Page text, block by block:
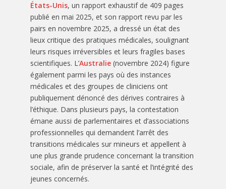
États-Unis, un rapport exhaustif de 409 pages
publié en mai 2025, et son rapport revu par les
pairs en novembre 2025, a dressé un état des
lieux critique des pratiques médicales, soulignant
leurs risques irréversibles et leurs fragiles bases
scientifiques. L’Australie (novembre 2024) figure
également parmi les pays où des instances
médicales et des groupes de cliniciens ont
publiquement dénoncé des dérives contraires à
l’éthique. Dans plusieurs pays, la contestation
émane aussi de parlementaires et d’associations
professionnelles qui demandent l’arrêt des
transitions médicales sur mineurs et appellent à
une plus grande prudence concernant la transition
sociale, afin de préserver la santé et l’intégrité des
jeunes concernés.